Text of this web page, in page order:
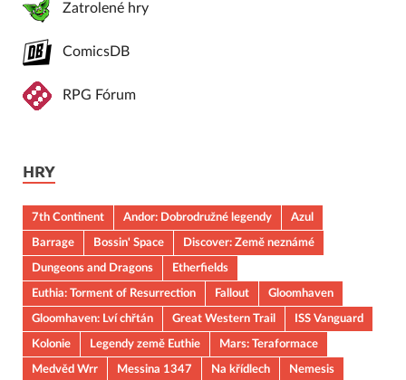
Zatrolené hry
ComicsDB
RPG Fórum
HRY
7th Continent Andor: Dobrodružné legendy
Azul
Barrage
Bossin' Space
Discover: Země neznámé
Dungeons and Dragons
Etherfields
Euthia: Torment of Resurrection
Fallout
Gloomhaven
Gloomhaven: Lví chřtán
Great Western Trail
ISS Vanguard
Kolonie
Legendy země Euthie
Mars: Teraformace
Medvěd Wrr
Messina 1347 Na křídlech Nemesis